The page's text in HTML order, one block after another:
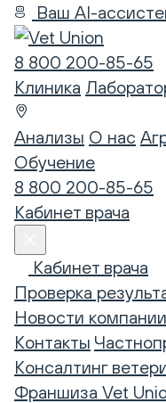
Ваш AI-
8 800 200-85-65
Клиника
Анализы О нас
Обучение
8 800 200-85-65
Кабинет врача
Кабинет врача
Проверка
Новости компании
Контакты
Консалтинг
Франшиза Vet